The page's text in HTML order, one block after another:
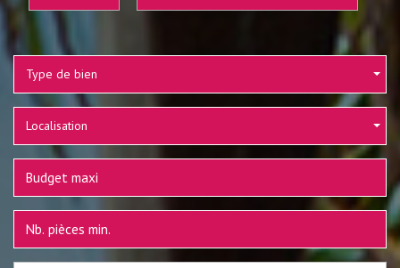
Type de bien
Localisation